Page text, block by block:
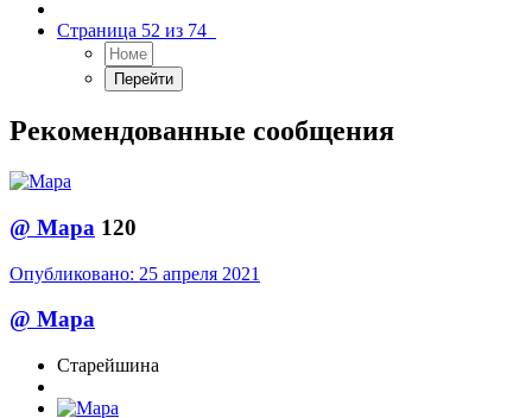
Страница 52 из 74
Рекомендованные сообщения
@ Мара 120
Опубликовано: 25 апреля 2021
@ Мара
Старейшина